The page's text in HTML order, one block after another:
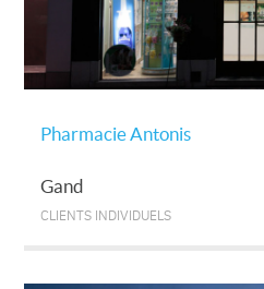
Pharmacie Antonis
Gand
CLIENTS INDIVIDUELS